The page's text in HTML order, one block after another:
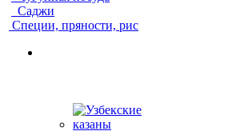
Саджи
Специи, пряности, рис